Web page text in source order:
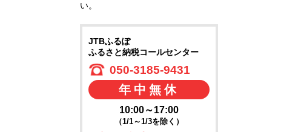
い。
JTBふるぽ
ふるさと納税コールセンター
050-3185-9431
年中無休
10:00～17:00
（1/1～1/3を除く）